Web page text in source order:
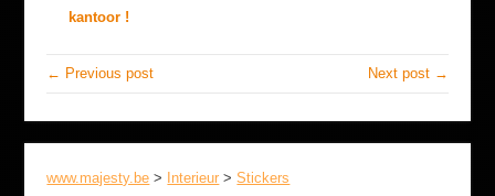
kantoor !
← Previous post Next post →
www.majesty.be > Interieur >Stickers